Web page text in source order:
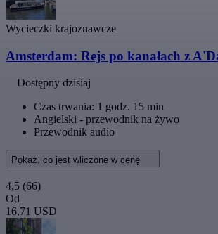
Wycieczki krajoznawcze
Amsterdam: Rejs po kanałach z
Dostępny dzisiaj
Czas trwania: 1 godz. 15 min
Angielski - przewodnik na żywo
Przewodnik audio
Pokaż, co jest wliczone w cenę
4,5 (66)
Od
16,71 USD